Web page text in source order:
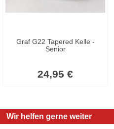
Graf G22 Tapered Kelle -
Senior
24,95 €
Wir helfen gerne weiter